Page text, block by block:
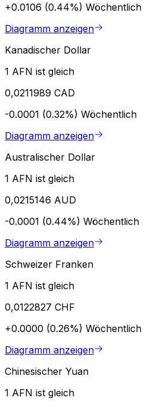
+0.0106 (0.44%) Wöchentlich
Diagramm anzeigen
Kanadischer Dollar
1 AFN ist gleich
0,0211989 CAD
-0.0001 (0.32%) Wöchentlich
Diagramm anzeigen
Australischer Dollar
1 AFN ist gleich
0,0215146 AUD
-0.0001 (0.44%) Wöchentlich
Diagramm anzeigen
Schweizer Franken
1 AFN ist gleich
0,0122827 CHF
+0.0000 (0.26%) Wöchentlich
Diagramm anzeigen
Chinesischer Yuan
1 AFN ist gleich